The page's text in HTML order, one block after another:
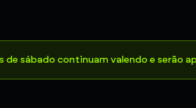
de sábado continuam valendo e serão